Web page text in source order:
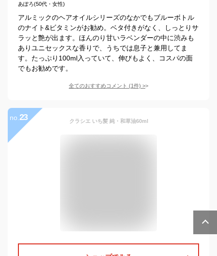
あぽろ(50代・女性)
アルミックのヘアオイルシリーズのなかでもブルーボトル
のナイト&ビタミンがお勧め。ベタ付きがなく、しっとりサ
ラッと艶が出ます。ほんのり甘いラベンダーの中に渋みも
ありユニセックスな香りで、うちでは息子と兼用してま
す。たっぷり100ml入っていて、伸びもよく、コスパの面
でもお勧めです。
全てのおすすめコメント (1件) >
no. 23 クラシエ いち髪 純・和草油60ml